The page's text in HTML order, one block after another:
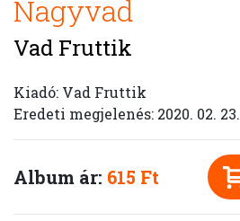
Nagyvad
Vad Fruttik
Kiadó: Vad Fruttik
Eredeti megjelenés: 2020. 02. 23.
Album ár: 615 Ft